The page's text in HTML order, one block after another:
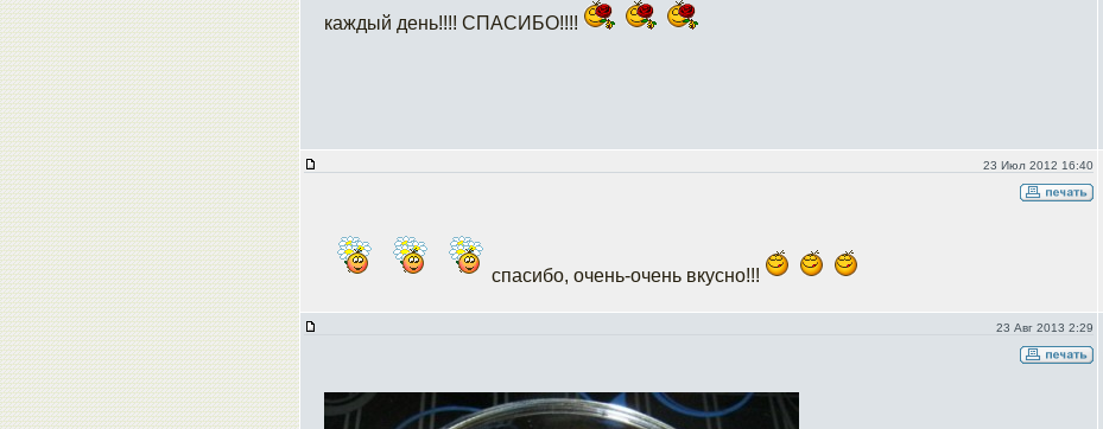
каждый день!!!! СПАСИБО!!!!
23 Июл 2012 16:40
спасибо, очень-очень вкусно!!!
23 Авг 2013 2:29